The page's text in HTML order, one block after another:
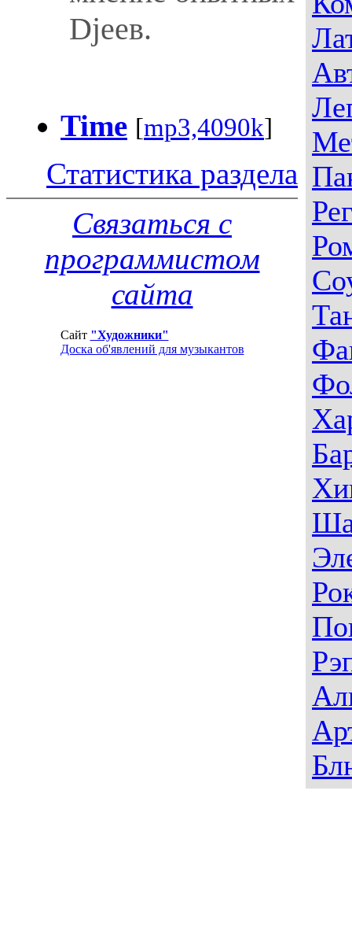
Djеев.
Time [mp3,4090k]
Статистика раздела
Связаться с
программистом
сайта
Сайт "Художники"
Доска об'явлений для музыкантов